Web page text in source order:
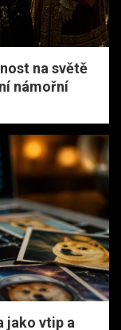
na světě
námořní
jako vtip a